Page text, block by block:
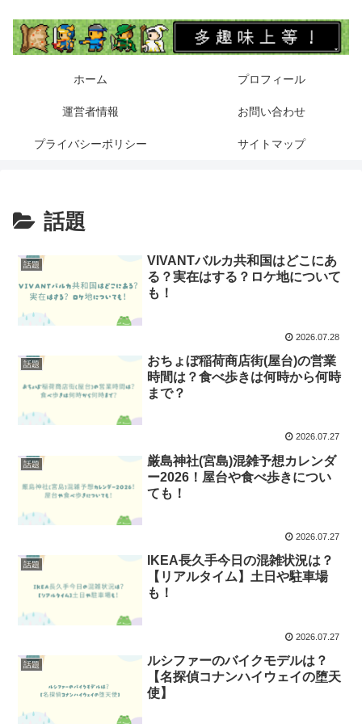
ホーム プロフィール
運営者情報 お問い合わせ
プライバシーポリシー サイトマップ
話題
話題
VIVANTバルカ共和国はどこにあ
る？実在はする？ロケ地について
も！
2026.07.28
話題
おちょぼ稲荷商店街(屋台)の営業
時間は？食べ歩きは何時から何時
まで？
2026.07.27
話題
厳島神社(宮島)混雑予想カレンダ
ー2026！屋台や食べ歩きについ
ても！
2026.07.27
話題
IKEA長久手今日の混雑状況は？
【リアルタイム】土日や駐車場
も！
2026.07.27
話題
ルシファーのバイクモデルは？
【名探偵コナンハイウェイの堕天
使】